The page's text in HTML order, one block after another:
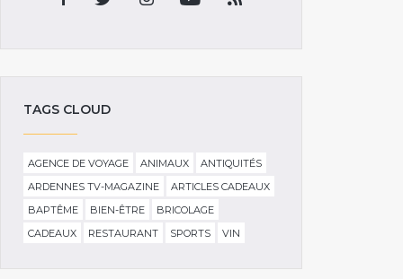
TAGS CLOUD
AGENCE DE VOYAGE ANIMAUX
ANTIQUITÉS
ARDENNES TV-MAGAZINE
ARTICLES CADEAUX
BAPTÊME
BIEN-ÊTRE
BRICOLAGE
CADEAUX
RESTAURANT SPORTS VIN